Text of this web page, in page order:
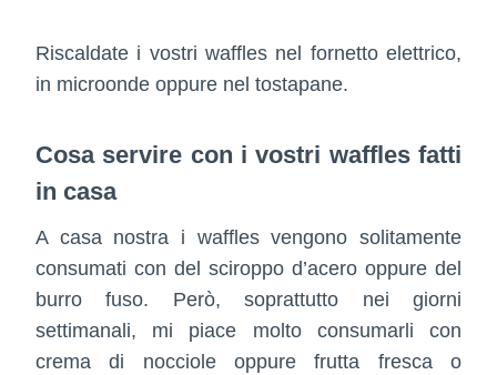
Riscaldate i vostri waffles nel fornetto elettrico,
in microonde oppure nel tostapane.
Cosa servire con i vostri waffles fatti
in casa
A casa nostra i waffles vengono solitamente
consumati con del sciroppo d’acero oppure del
burro fuso. Però, soprattutto nei giorni
settimanali, mi piace molto consumarli con
crema di nocciole oppure frutta fresca o